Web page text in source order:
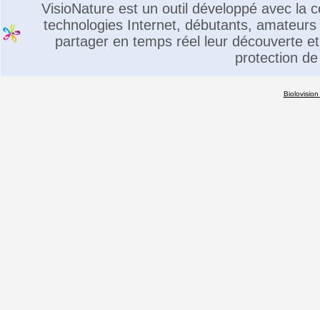
VisioNature est un outil développé avec la
technologies Internet, débutants,
partager en temps réel leur découverte
protection
Biolovision